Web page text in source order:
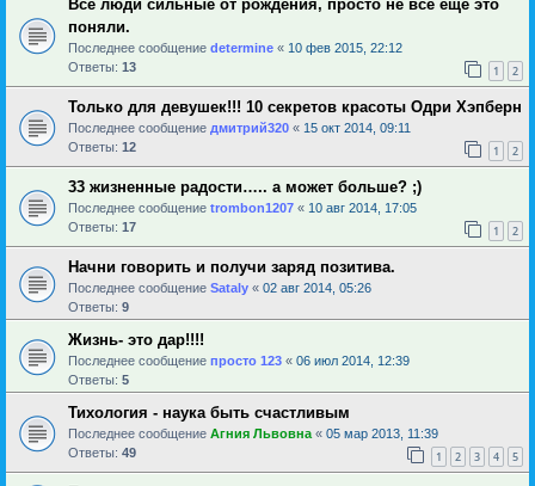
Все люди сильные от рождения, просто не все еще это
поняли.
Последнее сообщение determine « 10 фев 2015, 22:12
Ответы: 13 1 2
Только для девушек!!! 10 секретов красоты Одри Хэпберн
Последнее сообщение дмитрий320 « 15 окт 2014, 09:11
Ответы: 12 1 2
33 жизненные радости….. а может больше? ;)
Последнее сообщение trombon1207 « 10 авг 2014, 17:05
Ответы: 17 1 2
Начни говорить и получи заряд позитива.
Последнее сообщение Sataly « 02 авг 2014, 05:26
Ответы: 9
Жизнь- это дар!!!!
Последнее сообщение просто 123 « 06 июл 2014, 12:39
Ответы: 5
Тихология - наука быть счастливым
Последнее сообщение Агния Львовна « 05 мар 2013, 11:39
Ответы: 49 1 2 3 4 5